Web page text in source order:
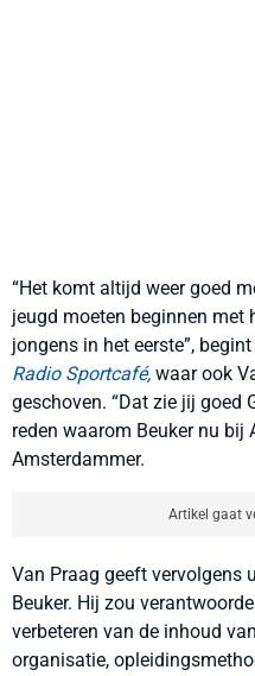
“Het komt altijd weer goed
jeugd moeten beginnen met
jongens in het eerste”,
Radio Sportcafé, waar ook
geschoven. “Dat zie jij goed
reden waarom Beuker nu bij
Amsterdammer.
Artikel gaat
Van Praag geeft vervolgens
Beuker. Hij zou
verbeteren van de inhoud
organisatie,